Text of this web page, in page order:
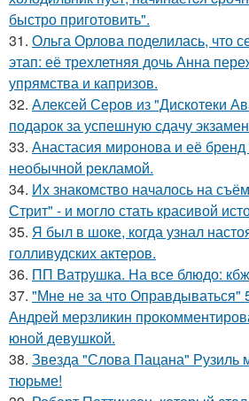
быстро приготовить".
31. Ольга Орлова поделилась, что
этап: её трехлетняя дочь Анна
упрямства и капризов.
32. Алексей Серов из "Дискотеки
подарок за успешную сдачу
33. Анастасия миронова и её
необычной рекламой.
34. Их знакомство началось на
Стрит" - и могло стать красивой
35. Я был в шоке, когда узнал
голливудских актеров.
36. ПП Ватрушка. На все блюдо:
37. "Мне не за что Оправдываться"
Андрей мерзликин
юной девушкой.
38. Звезда "Слова Пацана" Рузиль
тюрьме!